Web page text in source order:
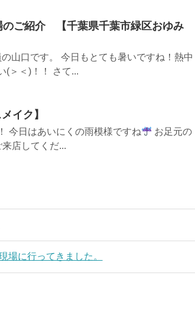
のご紹介 【千葉県千葉市緑区おゆみ
山口です。 今日もとても暑いですね！熱中
(＞＜)！！ さて...
イク】
今日はあいにくの雨模様ですね
お足元の
店してくだ...
場に行ってきました。